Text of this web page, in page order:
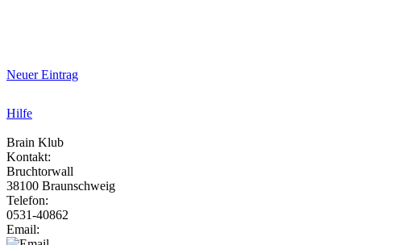
Neuer Eintrag
Hilfe
Brain Klub
Kontakt:
Bruchtorwall
38100 Braunschweig
Telefon:
0531-40862
Email: